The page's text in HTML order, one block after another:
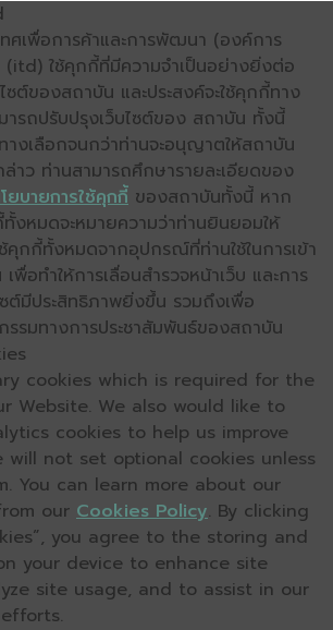
ทศเพื่อการค้าและการพัฒนา (องค์การ
ใช้คุกกี้ที่มีความจำเป็นอย่างยิ่งต่อ
ซต์ของสถาบัน และประสงค์จะใช้คุกกี้ทาง
ารถปรับปรุงเว็บไซต์ของ สถาบัน ทั้งนี้
างเลือกจนกว่าท่านจะอนุญาตให้สถาบัน
าว ท่านสามารถศึกษารายละเอียดของ
ยบายการใช้คุกกี้ ของสถาบันทั้งนี้ หาก
งหมดจะหมายความว่าท่านยินยอมให้
คุกกี้ทั้งหมดจากอุปกรณ์ที่ท่านใช้ในการเข้า
พื่อทำให้การเลื่อนสำรวจหน้าเว็บ และการ
ซต์มีประสิทธิภาพยิ่งขึ้น รวมถึงเพื่อ
รมทางการประชาสัมพันธ์ของสถาบัน
cookies which is required for the
Website. We also would like to
cookies to help us improve
will not set optional cookies unless
You can learn more about our
our Cookies Policy. By clicking
you agree to the storing and
your device to enhance site
site usage, and to assist in our